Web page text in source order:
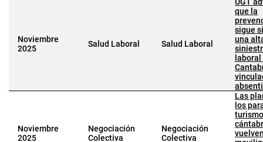
Noviembre
2025
Salud Laboral Salud Laboral
que la
sigue
una
laboral
Noviembre
2025
Negociación
Colectiva
Negociación
Colectiva
Las
los
turismo